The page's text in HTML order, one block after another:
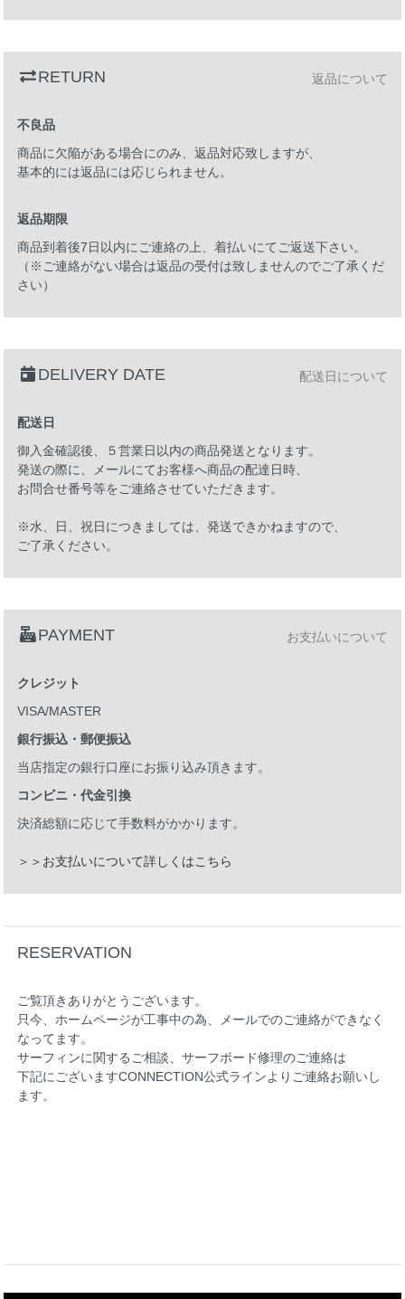
RETURN 返品について
不良品
商品に欠陥がある場合にのみ、返品対応致しますが、
基本的には返品には応じられません。
返品期限
商品到着後7日以内にご連絡の上、着払いにてご返送下さい。
（※ご連絡がない場合は返品の受付は致しませんのでご了承くだ
さい）
DELIVERY DATE 配送日について
配送日
御入金確認後、５営業日以内の商品発送となります。
発送の際に、メールにてお客様へ商品の配達日時、
お問合せ番号等をご連絡させていただきます。
※水、日、祝日につきましては、発送できかねますので、
ご了承ください。
PAYMENT お支払いについて
クレジット
VISA/MASTER
銀行振込・郵便振込
当店指定の銀行口座にお振り込み頂きます。
コンビニ・代金引換
決済総額に応じて手数料がかかります。
＞＞お支払いについて詳しくはこちら
RESERVATION
ご覧頂きありがとうございます。
只今、ホームページが工事中の為、メールでのご連絡ができなく
なってます。
サーフィンに関するご相談、サーフボード修理のご連絡は
下記にございますCONNECTION公式ラインよりご連絡お願いし
ます。